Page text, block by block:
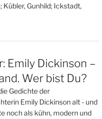
Kübler, Gunhild; Ickstadt,
Emily Dickinson –
Wer bist Du?
Gedichte der
Emily Dickinson alt - und
noch als kühn, modern und